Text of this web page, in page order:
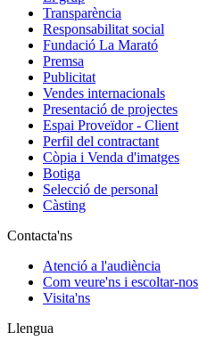
Transparència
Responsabilitat social
Fundació La Marató
Premsa
Publicitat
Vendes internacionals
Presentació de projectes
Espai Proveïdor - Client
Perfil del contractant
Còpia i Venda d'imatges
Botiga
Selecció de personal
Càsting
Contacta'ns
Atenció a l'audiència
Com veure'ns i escoltar-nos
Visita'ns
Llengua